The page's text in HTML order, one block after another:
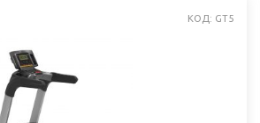
КОД: GT5